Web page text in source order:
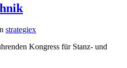
strategiex
Kongress für Stanz- und